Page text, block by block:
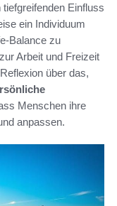
Einfluss
ein Individuum
Balance zu
Arbeit und Freizeit
über das,
Menschen ihre
anpassen.